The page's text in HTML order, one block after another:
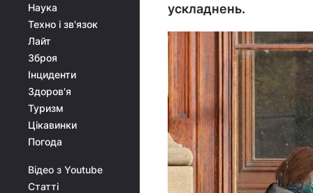
Наука
Техно і зв'язок
Лайт
Зброя
Інциденти
Здоров'я
Туризм
Цікавинки
Погода
Відео з Youtube
Статті
ускладнень.